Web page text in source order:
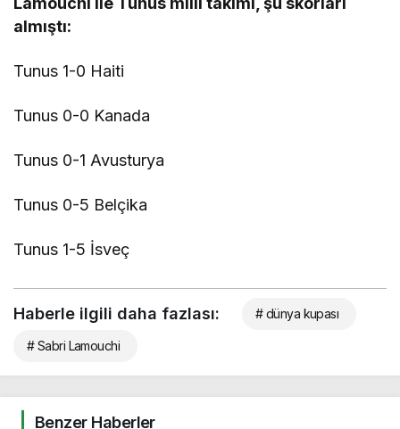
almıştı:
Tunus 1-0 Haiti
Tunus 0-0 Kanada
Tunus 0-1 Avusturya
Tunus 0-5 Belçika
Tunus 1-5 İsveç
Haberle ilgili daha fazlası: # dünya kupası
# Sabri Lamouchi
Benzer Haberler